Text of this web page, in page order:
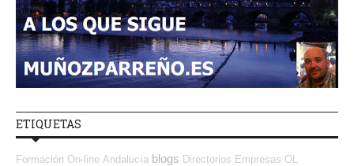
ETIQUETAS
Formación On-line Andalucía blogs Directorios Empresas OL